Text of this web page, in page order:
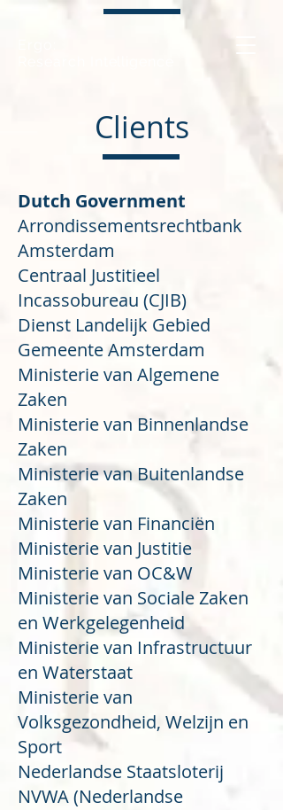
Clients
Dutch Government
Arrondissementsrechtbank
Amsterdam
Centraal Justitieel
Incassobureau (CJIB)
Dienst Landelijk Gebied
Gemeente Amsterdam
Ministerie van Algemene
Zaken
Ministerie van Binnenlandse
Zaken
Ministerie van Buitenlandse
Zaken
Ministerie van Financiën
Ministerie van Justitie
Ministerie van OC&W
Ministerie van Sociale Zaken
en Werkgelegenheid
Ministerie van Infrastructuur
en Waterstaat
Ministerie van
Volksgezondheid, Welzijn en
Sport
Nederlandse Staatsloterij
NVWA (Nederlandse